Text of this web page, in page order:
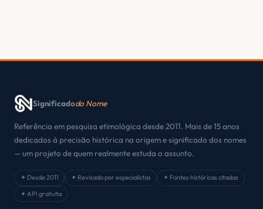
Significadodo Nome
Referência em pesquisa etimológica desde 2011. Mais de 15 anos
dedicados à precisão histórica na origem e significado dos nomes
— um projeto de quem realmente estuda o assunto.
✦ Desde 2011 ✦ Revisado por especialistas
✦ Fontes históricas citadas
✦ API gratuita